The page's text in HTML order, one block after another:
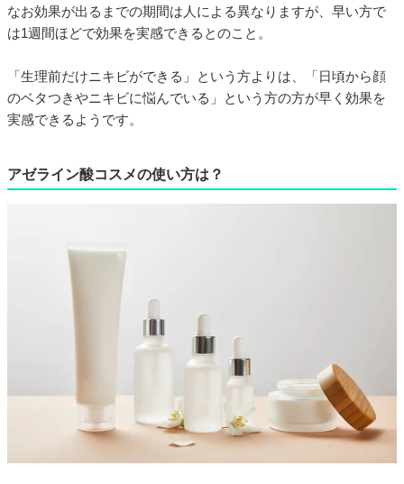
なお効果が出るまでの期間は人による異なりますが、早い方で
は1週間ほどで効果を実感できるとのこと。
「生理前だけニキビができる」という方よりは、「日頃から顔
のベタつきやニキビに悩んでいる」という方の方が早く効果を
実感できるようです。
アゼライン酸コスメの使い方は？